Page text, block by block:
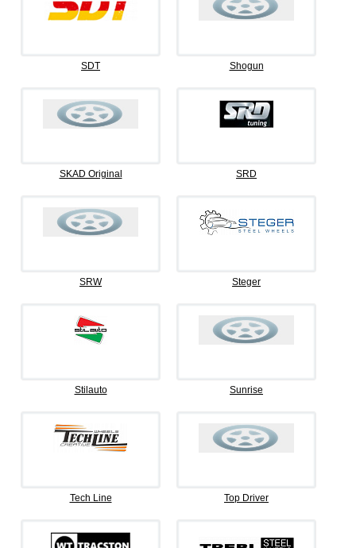
SDT Shogun
SKAD Original SRD
SRW Steger
Stilauto Sunrise
Tech Line Top Driver